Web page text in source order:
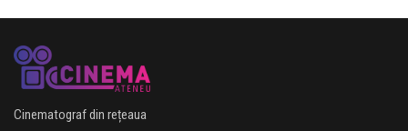
Cinematograf din rețeaua